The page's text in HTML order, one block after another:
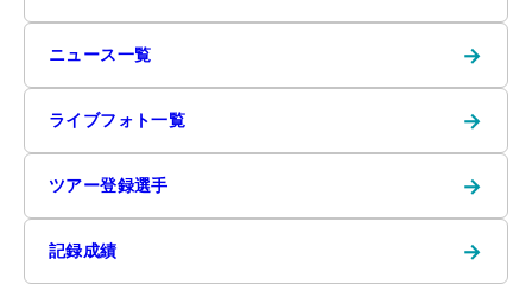
ニュース一覧 →
ライブフォト一覧 →
ツアー登録選手 →
記録成績 →